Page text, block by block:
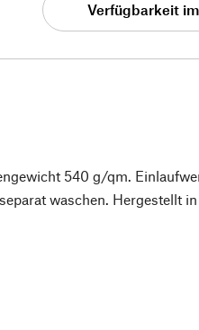
Verfügbarkeit
540 g/qm.
waschen. Hergestellt in